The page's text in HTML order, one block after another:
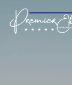
Panneau de